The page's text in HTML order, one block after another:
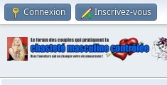
Connexion Inscrivez-vous